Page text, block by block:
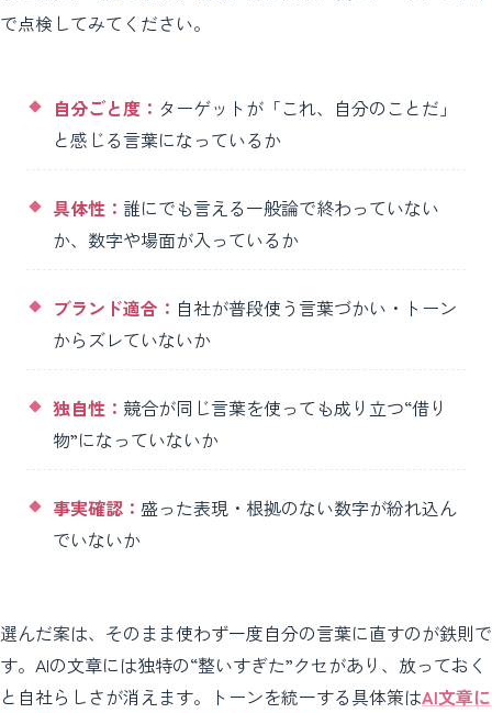
で点検してみてください。
自分ごと度： ターゲットが「これ、自分のことだ」
と感じる言葉になっているか
具体性： 誰にでも言える一般論で終わっていない
か、数字や場面が入っているか
ブランド適合： 自社が普段使う言葉づかい・トーン
からズレていないか
独自性： 競合が同じ言葉を使っても成り立つ“借り
物”になっていないか
事実確認： 盛った表現・根拠のない数字が紛れ込ん
でいないか
選んだ案は、そのまま使わず一度自分の言葉に直すのが鉄則で
す。AIの文章には独特の“整いすぎた”クセがあり、放っておく
と自社らしさが消えます。トーンを統一する具体策はAI文章に